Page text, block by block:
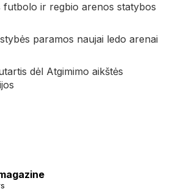
futbolo ir regbio arenos statybos
paramos naujai ledo arenai
dėl Atgimimo aikštės